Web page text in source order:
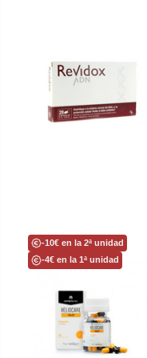
-10€ en la 2ª unidad
-4€ en la 1ª unidad